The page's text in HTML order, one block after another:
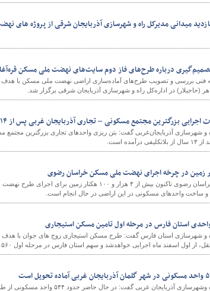
میدانی مدیرکل راه و شهرسازی آذربایجان شرقی از پروژه های
درباره طرح‌های فاز دوم سایت‌های نهضت ملی مسکن
فنی بررسی و تصویب طرح‌های آماده‌سازی اراضی نهضت ملی مسکن با هدف
(حاجیلار) در اداره‌کل راه و شهرسازی آذربایجان شرقی برگزار شد.
بزرگترین مجتمع مسکونی – تجاری آذربایجان غربی پس از ۱۴ سال رکود و بلاتکلیفی
و شهرسازی آذربایجان‌غربی گفت: بتن ریزی واحدهای تجاری بزرگترین مجتمع
است.
در استان خراسان رضوی تاکنون بیش از ۴ هزار و ۱۰۰
و ساخت واحدهای مسکونی در این اراضی در حال انجام است.
و شهرسازی استان فارس گفت: طرح مسکن استیجاری زوج های جوان با
از اول اسفند ماه اجرایی خواهدشد و سهم استان فارس در مرحله اول ۵۶۰ واحد است.
مدیرکل راه وشهرسازی آذربایجان